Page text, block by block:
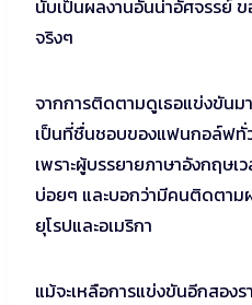
นับเป็นผลงานอันน่าอัศจรรย์
จริงๆ
จากการติดตามดูเธอแข่งขันม
เป็นที่ชื่นชอบของแฟนกอล์ฟทั่
เพราะผู้บรรยายภาษาอังกฤษ
บ่อยๆ และบอกว่ามีคนติดตาม
ยุโรปและอเมริกา
แม้จะเหลือการแข่งขันอีกสอง